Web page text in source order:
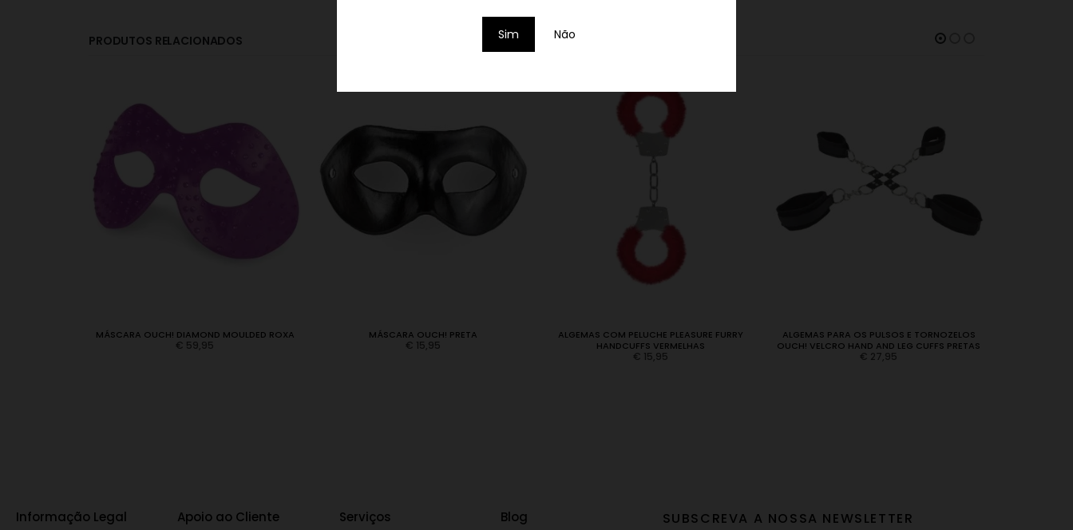
Sim Não
PRODUTOS RELACIONADOS
MÁSCARA OUCH! DIAMOND MOULDED ROXA
€ 59,95
MÁSCARA OUCH! PRETA
€ 15,95
ALGEMAS COM PELUCHE PLEASURE FURRY
HANDCUFFS VERMELHAS
€ 15,95
ALGEMAS PARA OS PULSOS E TORNOZELOS
OUCH! VELCRO HAND AND LEG CUFFS PRETAS
€ 27,95
Informação Legal Apoio ao Cliente Serviços Blog SUBSCREVA A NOSSA NEWSLETTER